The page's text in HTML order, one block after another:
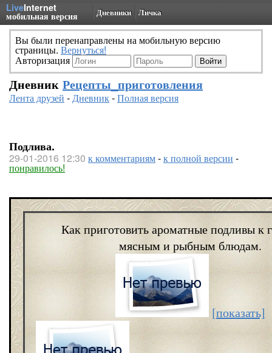
LiveInternet
мобильная версия Дневники Личка
Вы были перенаправлены на мобильную версию
страницы. Вернуться!
Авторизация
Дневник Рецепты_приготовления
Лента друзей -Дневник-Полная версия
Подлива.
29-01-2016 12:30 к комментариям-к полной версии -
понравилось!
Как приготовить ароматные подливы к
мясным и рыбным блюдам.
[показать]